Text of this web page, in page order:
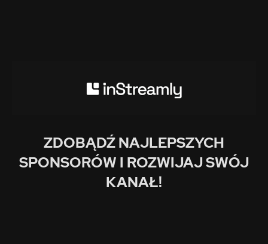
ZDOBĄDŹ NAJLEPSZYCH
SPONSORÓW I ROZWIJAJ SWÓJ
KANAŁ!